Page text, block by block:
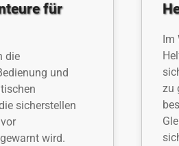
für
die
und
sicherstellen
wird.
zu